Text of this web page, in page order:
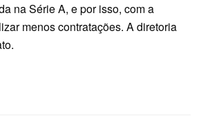
na Série A, e por isso, com a
menos contratações. A diretoria